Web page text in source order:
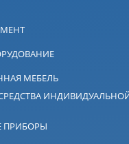
МЕБЕЛЬ
ПРИБОРЫ